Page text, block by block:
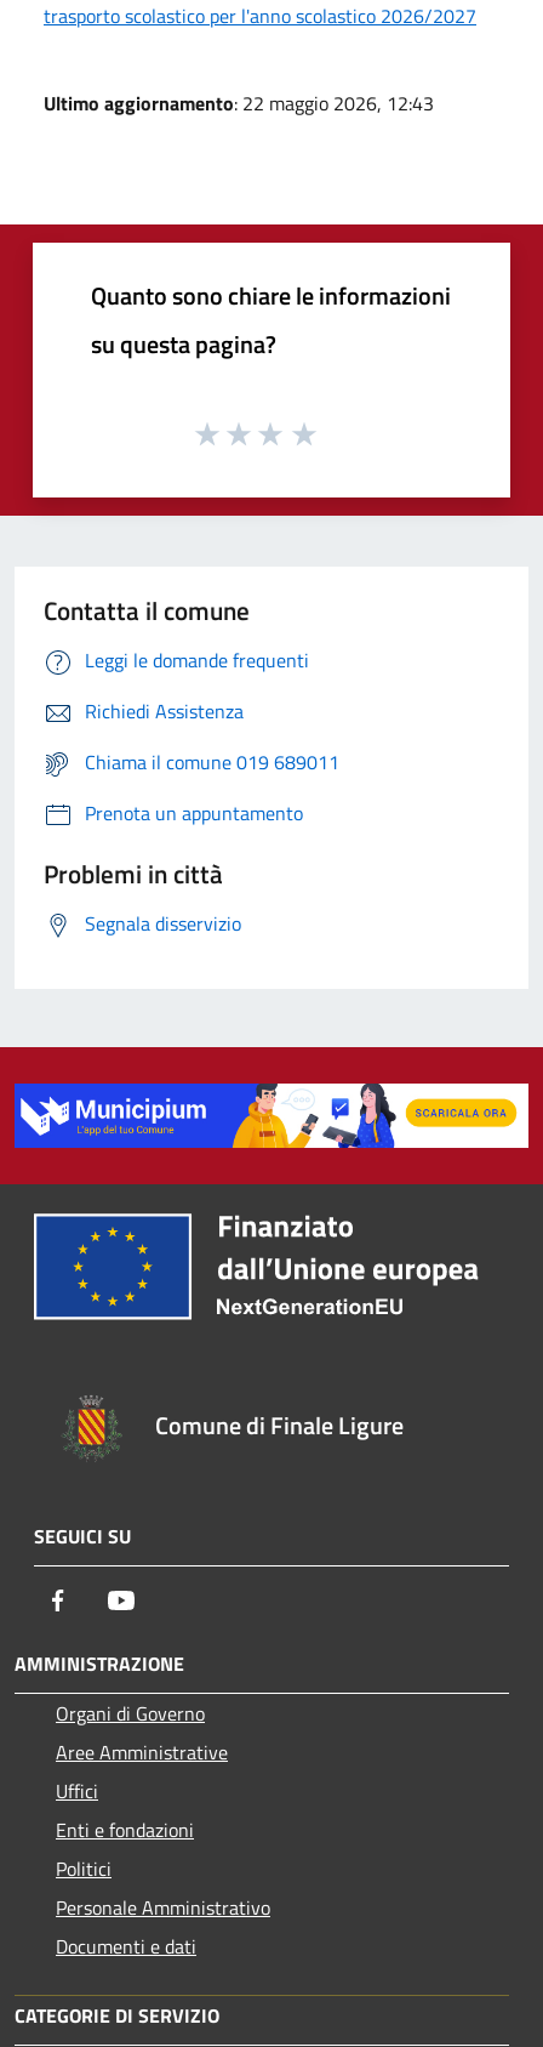
trasporto scolastico per l'anno scolastico 2026/2027
Ultimo aggiornamento: 22 maggio 2026, 12:43
Quanto sono chiare le informazioni
su questa pagina?
Contatta il comune
Leggi le domande frequenti
Richiedi Assistenza
Chiama il comune 019 689011
Prenota un appuntamento
Problemi in città
Segnala disservizio
Comune di Finale Ligure
SEGUICI SU
Facebook
AMMINISTRAZIONE
Organi di Governo
Aree Amministrative
Uffici
Enti e fondazioni
Politici
Personale Amministrativo
Documenti e dati
CATEGORIE DI SERVIZIO